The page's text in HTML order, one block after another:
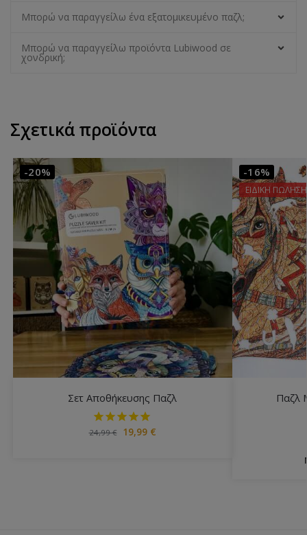
Μπορώ να παραγγείλω ένα εξατομικευμένο παζλ;
Μπορώ να παραγγείλω προϊόντα Lubiwood σε
χονδρική;
Σχετικά προϊόντα
-20%
Σετ Αποθήκευσης Παζλ
24,99€ 19,99 €
-16%
ΕΙΔΙΚΗ ΠΩΛΗΣΗ
Παζλ